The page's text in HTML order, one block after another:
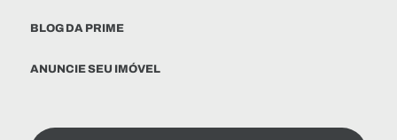
BLOG DA PRIME
ANUNCIE SEU IMÓVEL